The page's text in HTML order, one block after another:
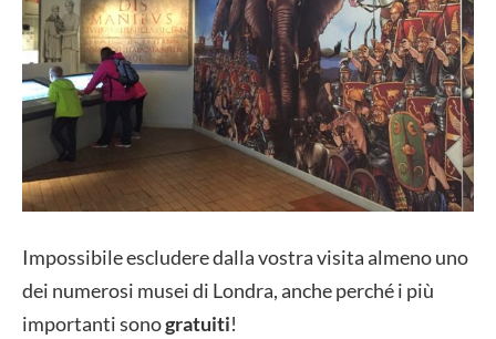
Impossibile escludere dalla vostra visita almeno uno
dei numerosi musei di Londra, anche perché i più
importanti sonogratuiti!